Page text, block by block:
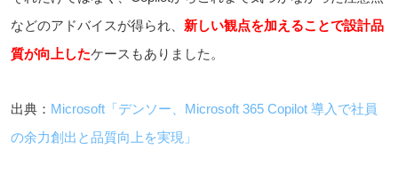
などのアドバイスが得られ、 新しい観点を加えることで設計品
質が向上したケースもありました。
出典： Microsoft「デンソー、Microsoft 365 Copilot 導入で社員
の余力創出と品質向上を実現」